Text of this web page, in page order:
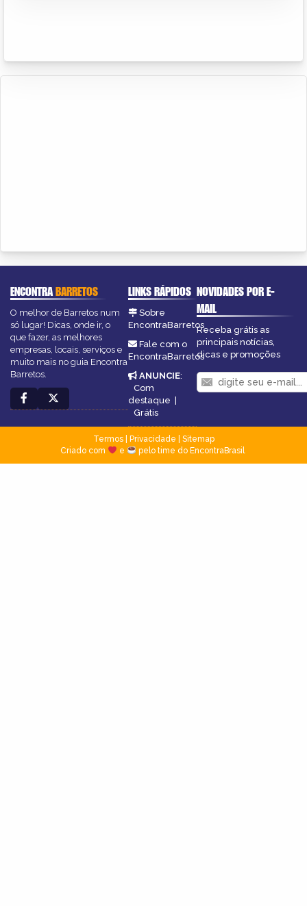
ENCONTRABARRETOS
O melhor de Barretos num
só lugar! Dicas, onde ir, o
que fazer, as melhores
empresas, locais, serviços e
muito mais no guia Encontra
Barretos.
LINKS RÁPIDOS
Sobre
EncontraBarretos
Fale com o
EncontraBarretos
ANUNCIE:
Com
destaque |
Grátis
NOVIDADES POR E-
MAIL
Receba grátis as
principais notícias,
dicas e promoções
Termos| Privacidade
Sitemap
Criado com
e pelo time do EncontraBrasil